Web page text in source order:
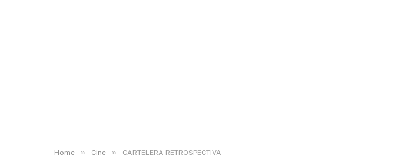
Home » Cine » CARTELERA RETROSPECTIVA